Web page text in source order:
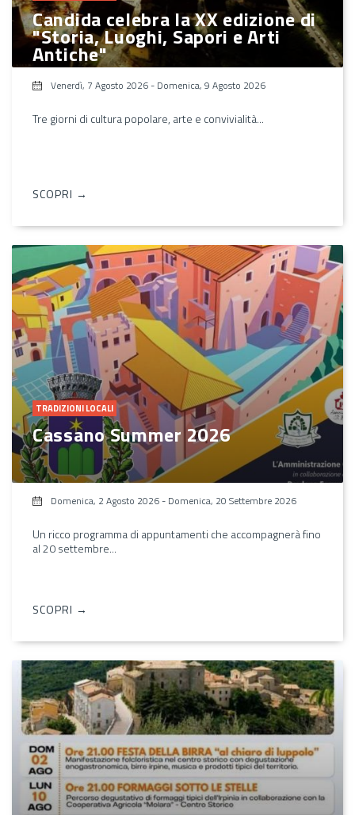
Candida celebra la XX edizione di
"Storia, Luoghi, Sapori e Arti
Antiche"
Venerdì, 7 Agosto 2026 - Domenica, 9 Agosto 2026
Tre giorni di cultura popolare, arte e convivialità...
SCOPRI →
TRADIZIONI LOCALI
Cassano Summer 2026
Domenica, 2 Agosto 2026 - Domenica, 20 Settembre 2026
Un ricco programma di appuntamenti che accompagnerà fino
al 20 settembre...
SCOPRI →